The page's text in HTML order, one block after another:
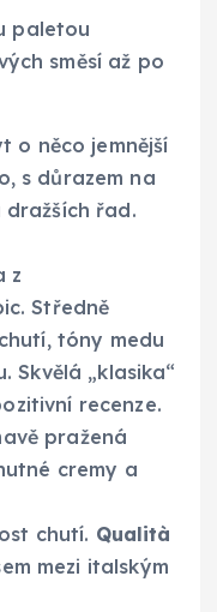
paletou
směsí až po
o něco jemnější
s důrazem na
dražších řad.
z
Středně
tóny medu
Skvělá „klasika“
recenze.
pražená
cremy a
chutí. Qualità
mezi italským